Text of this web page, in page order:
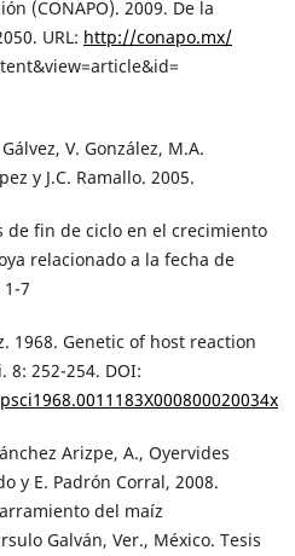
(CONAPO). 2009. De la
URL: http://conapo.mx/
V. González, M.A.
y J.C. Ramallo. 2005.
de fin de ciclo en el crecimiento
relacionado a la fecha de
7
1968. Genetic of host reaction
8: 252-254. DOI:
Arizpe, A., Oyervides
y E. Padrón Corral, 2008.
del maíz
Galván, Ver., México. Tesis